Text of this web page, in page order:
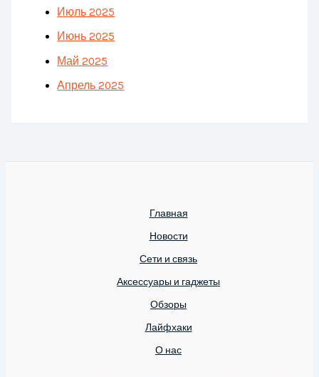
Июль 2025
Июнь 2025
Май 2025
Апрель 2025
Главная
Новости
Сети и связь
Аксессуары и гаджеты
Обзоры
Лайфхаки
О нас